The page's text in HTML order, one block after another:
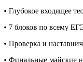
• Глубокое входящее
• 7 блоков по всему
• Проверка и
• Финальные майские